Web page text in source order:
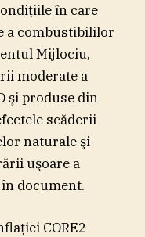
în care
a combustibililor
Mijlociu,
moderate a
şi produse din
scăderii
naturale şi
uşoare a
document.
CORE2